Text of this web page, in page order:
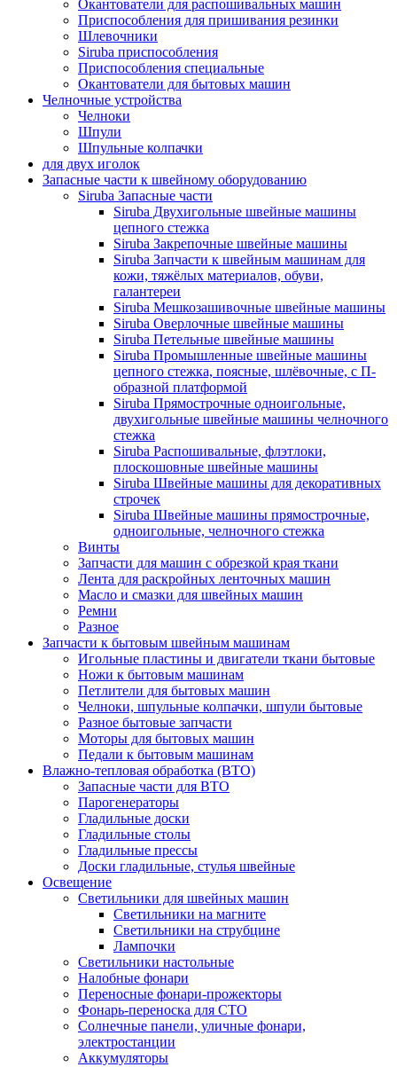
Окантователи для распошивальных машин
Приспособления для пришивания резинки
Шлевочники
Siruba приспособления
Приспособления специальные
Окантователи для бытовых машин
Челночные устройства
Челноки
Шпули
Шпульные колпачки
для двух иголок
Запасные части к швейному оборудованию
Siruba Запасные части
Siruba Двухигольные швейные машины
цепного стежка
Siruba Закрепочные швейные машины
Siruba Запчасти к швейным машинам для
кожи, тяжёлых материалов, обуви,
галантереи
Siruba Мешкозашивочные швейные машины
Siruba Оверлочные швейные машины
Siruba Петельные швейные машины
Siruba Промышленные швейные машины
цепного стежка, поясные, шлёвочные, с П-
образной платформой
Siruba Прямострочные одноигольные,
двухигольные швейные машины челночного
стежка
Siruba Распошивальные, флэтлоки,
плоскошовные швейные машины
Siruba Швейные машины для декоративных
строчек
Siruba Швейные машины прямострочные,
одноигольные, челночного стежка
Винты
Запчасти для машин с обрезкой края ткани
Лента для раскройных ленточных машин
Масло и смазки для швейных машин
Ремни
Разное
Запчасти к бытовым швейным машинам
Игольные пластины и двигатели ткани бытовые
Ножи к бытовым машинам
Петлители для бытовых машин
Челноки, шпульные колпачки, шпули бытовые
Разное бытовые запчасти
Моторы для бытовых машин
Педали к бытовым машинам
Влажно-тепловая обработка (ВТО)
Запасные части для ВТО
Парогенераторы
Гладильные доски
Гладильные столы
Гладильные прессы
Доски гладильные, стулья швейные
Освещение
Светильники для швейных машин
Светильники на магните
Светильники на струбцине
Лампочки
Светильники настольные
Налобные фонари
Переносные фонари-прожекторы
Фонарь-переноска для СТО
Солнечные панели, уличные фонари,
электростанции
Аккумуляторы